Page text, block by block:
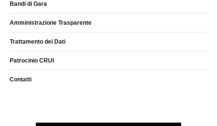
Bandi di Gara
Amministrazione Trasparente
Trattamento dei Dati
Patrocinio CRUI
Contatti